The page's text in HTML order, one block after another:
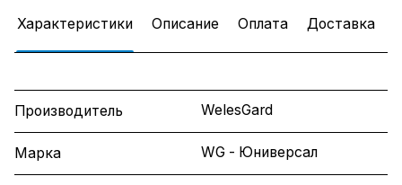
Характеристики Описание Оплата Доставка
Производитель WelesGard
Марка WG - Юниверсал